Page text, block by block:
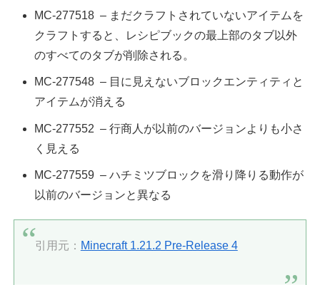
MC-277518 – まだクラフトされていないアイテムを
クラフトすると、レシピブックの最上部のタブ以外
のすべてのタブが削除される。
MC-277548 – 目に見えないブロックエンティティと
アイテムが消える
MC-277552 – 行商人が以前のバージョンよりも小さ
く見える
MC-277559 – ハチミツブロックを滑り降りる動作が
以前のバージョンと異なる
引用元： Minecraft 1.21.2 Pre-Release 4